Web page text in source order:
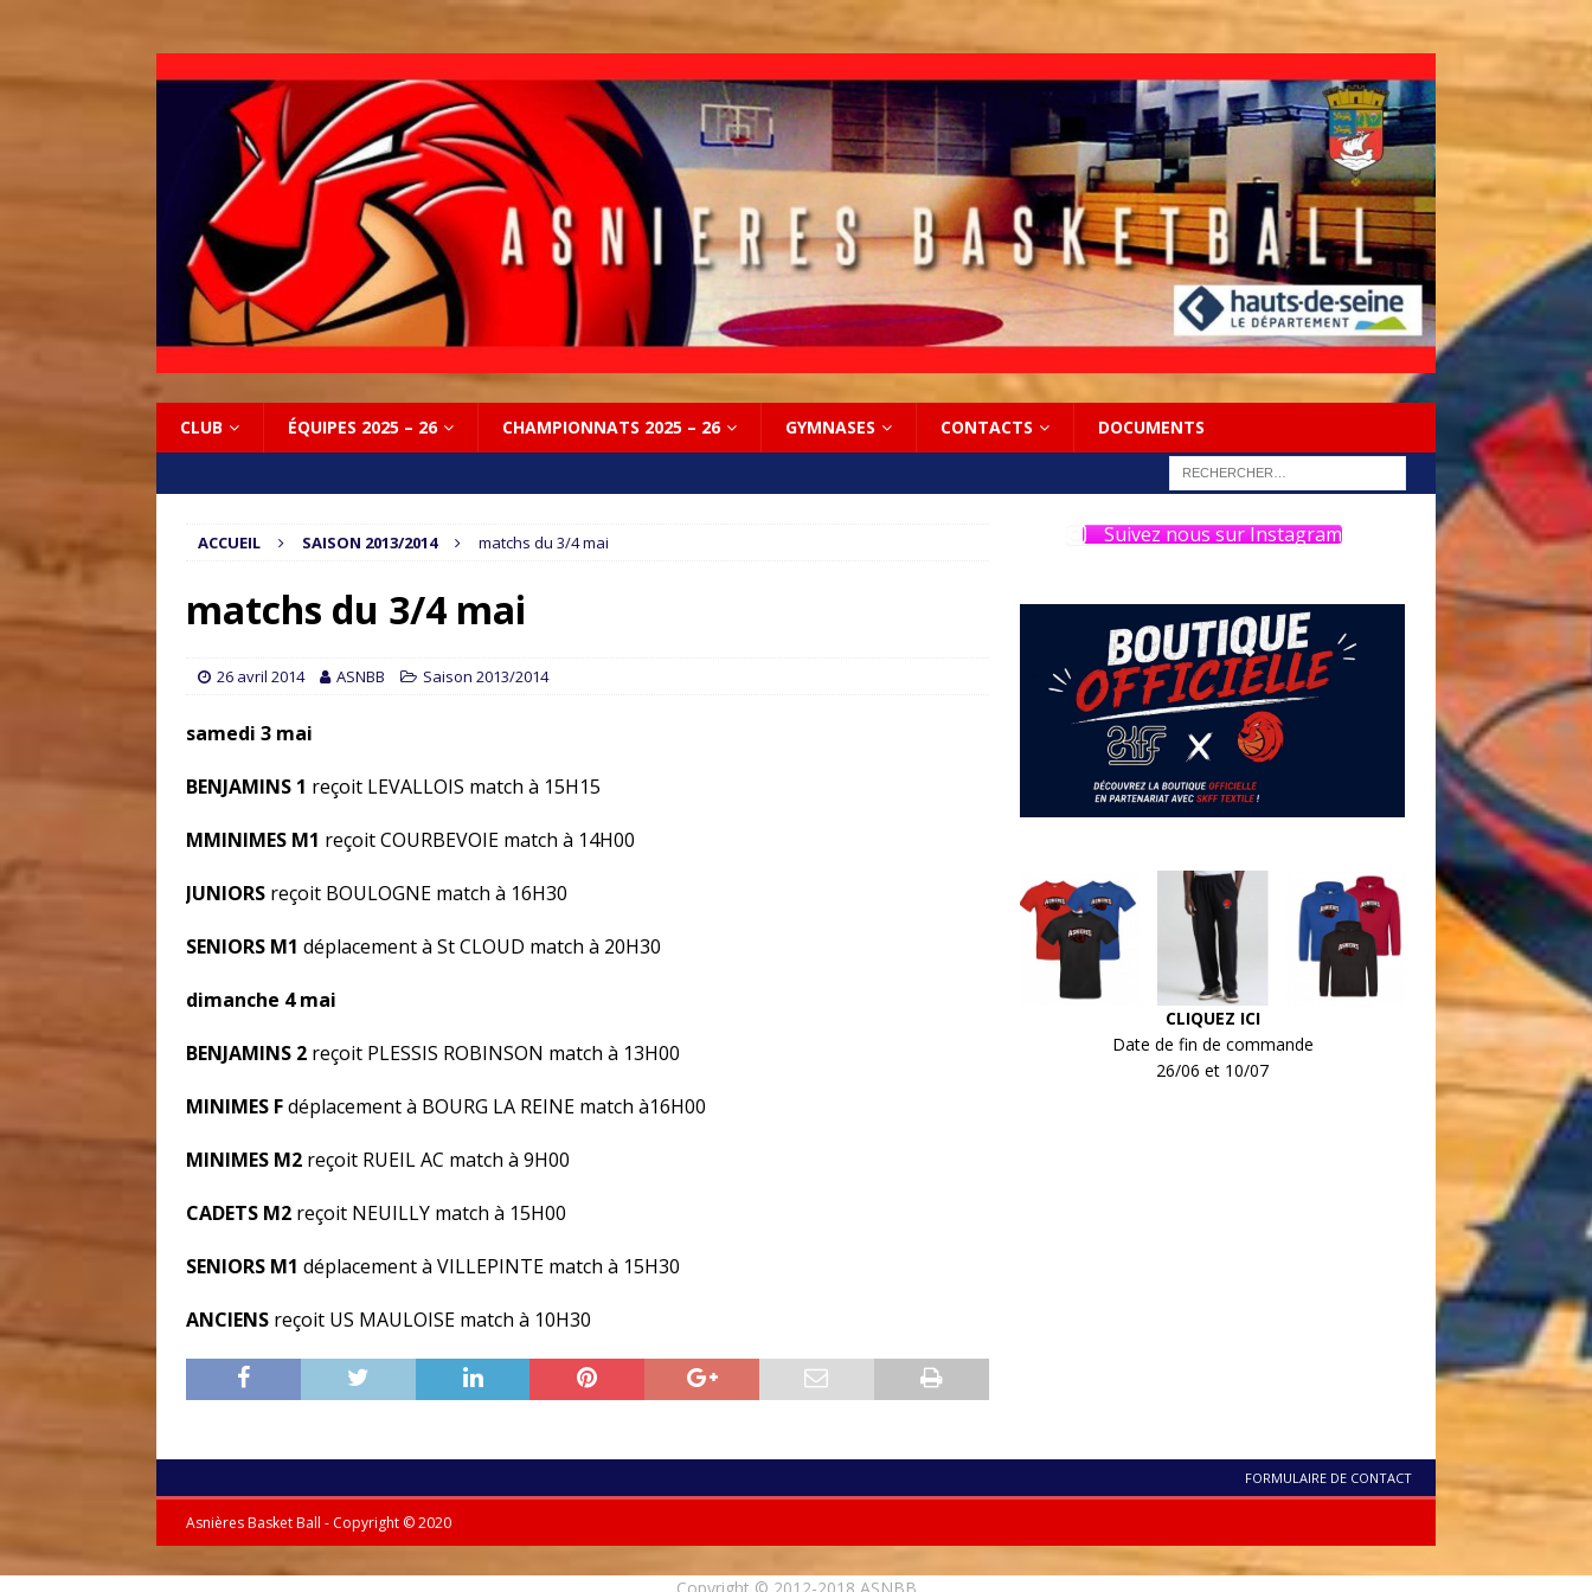
CLUB ÉQUIPES 2025 – 26 CHAMPIONNATS 2025 – 26 GYMNASES CONTACTS DOCUMENTS
ACCUEIL SAISON 2013/2014 matchs du 3/4 mai
matchs du 3/4 mai
26 avril 2014 ASNBB Saison 2013/2014
samedi 3 mai
BENJAMINS 1 reçoit LEVALLOIS match à 15H15
MMINIMES M1 reçoit COURBEVOIE match à 14H00
JUNIORS reçoit BOULOGNE match à 16H30
SENIORS M1 déplacement à St CLOUD match à 20H30
dimanche 4 mai
BENJAMINS 2 reçoit PLESSIS ROBINSON match à 13H00
MINIMES Fdéplacement à BOURG LA REINE match à16H00
MINIMES M2 reçoit RUEIL AC match à 9H00
CADETS M2 reçoit NEUILLY match à 15H00
SENIORS M1 déplacement à VILLEPINTE match à 15H30
ANCIENS reçoit US MAULOISE match à 10H30
Suivez nous sur Instagram
CLIQUEZ ICI
Date de fin de commande
26/06 et 10/07
FORMULAIRE DE CONTACT
Asnières Basket Ball - Copyright © 2020